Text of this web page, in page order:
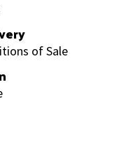
of Sale